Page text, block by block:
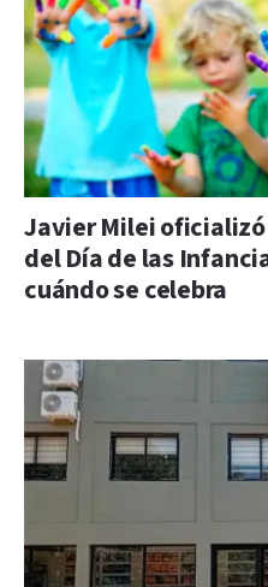
Javier Milei
del Día de las
cuándo se celebra